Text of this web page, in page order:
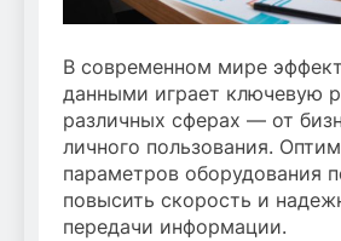
В современном мире
данными играет ключевую
различных сферах — от
личного пользования.
параметров оборудования
повысить скорость и
передачи информации.